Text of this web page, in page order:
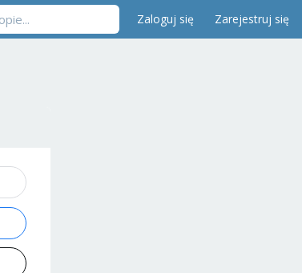
Zaloguj się Zarejestruj się